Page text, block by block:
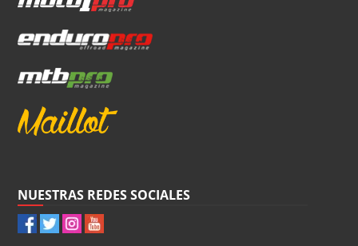
NUESTRAS REDES SOCIALES